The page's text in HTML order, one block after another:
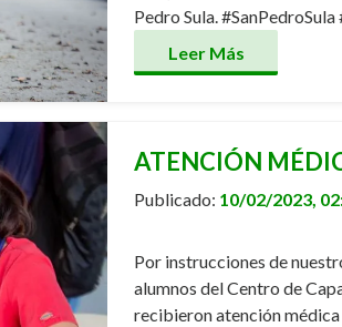
Pedro Sula.
Leer Más
ATENCIÓN
Publicado: 10/02/2023,
Por instrucciones de
alumnos del Centro de
recibieron atención